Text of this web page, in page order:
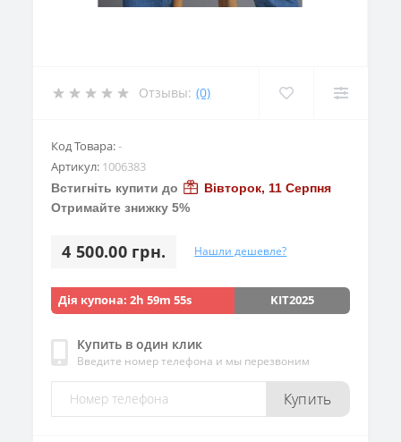
Отзывы: (0)
Код Товара:-
Артикул: 1006383
Встигніть купити до
Вівторок, 11 Серпня
Отримайте знижку 5%
4 500.00 грн. Нашли дешевле?
Дія купона:2h 59m 53s KIT2025
Купить в один клик
Введите номер телефона и мы перезвоним
Купить